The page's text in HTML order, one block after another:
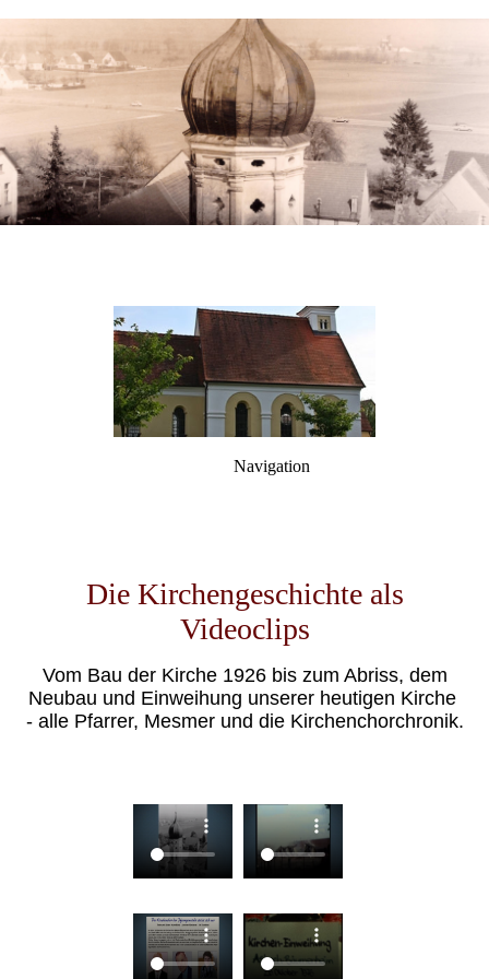
Navigation
Die Kirchengeschichte als
Videoclips
Vom Bau der Kirche 1926 bis zum Abriss, dem
Neubau und Einweihung unserer heutigen Kirche
- alle Pfarrer, Mesmer und die Kirchenchorchronik.